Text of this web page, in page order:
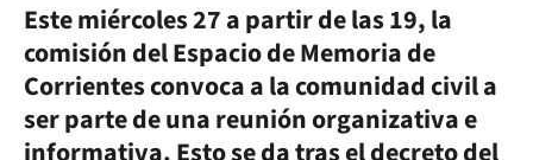
Este miércoles 27 a partir de las 19, la
comisión del Espacio de Memoria de
Corrientes convoca a la comunidad civil a
ser parte de una reunión organizativa e